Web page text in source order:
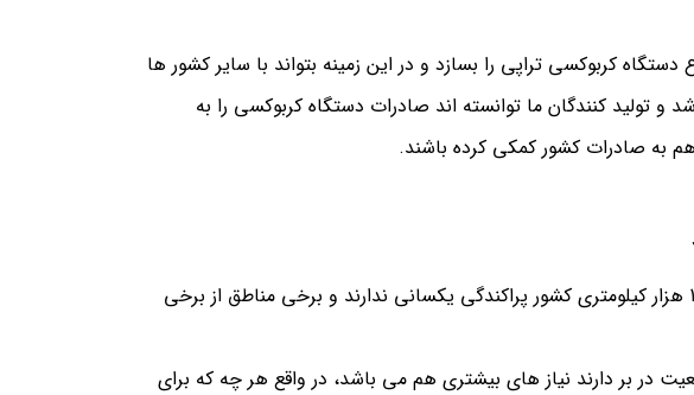
کربوکسی تراپی را بسازد و در این زمینه بتواند با سایر کشور ها
و تولید کنندگان ما توانسته اند صادرات دستگاه کربوکسی را به
هم به صادرات کشور کمکی کرده باشند.
کشور ما جمعیتی در حدود هشتاد و پنج میلیون نفر را در خود جای داده این جمعیت در مساحت 1600 هزار کیلومتری کشور پراکندگی یکسانی ندارند و برخی مناطق از برخی
در بر دارند نیاز های بیشتری هم می باشد، در واقع هر چه که برای